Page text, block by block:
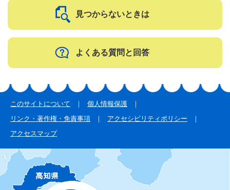
見つからないときは
よくある質問と回答
このサイトについて
個人情報保護
リンク・著作権・免責事項
アクセシビリティポリシー
アクセスマップ